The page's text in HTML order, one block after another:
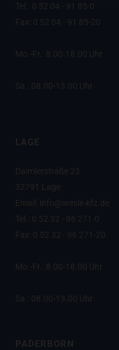
Tel.: 0 52 04 - 91 85-0
Fax: 0 52 04 - 91 85-20
Mo.-Fr.: 8.00-18.00 Uhr
Sa.: 08.00-13.00 Uhr
LAGE
Daimlerstraße 23
32791 Lage
Email: info@wesle-kfz.de
Tel.: 0 52 32 - 96 271-0
Fax: 0 52 32 - 96 271-20
Mo.-Fr.: 8.00-18.00 Uhr
Sa.: 08.00-13.00 Uhr
PADERBORN